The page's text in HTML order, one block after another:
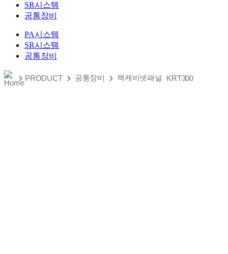
SR시스템
공통장비
PA시스템
SR시스템
공통장비
› PRODUCT › 공통장비 › 랙캐비넷패널 KRT300